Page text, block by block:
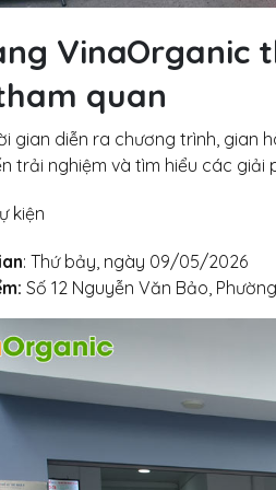
VinaOrganic
quan
gian diễn ra chương trình, gian
trải nghiệm và tìm hiểu các
kiện
: Thứ bảy, ngày 09/05/2026
Số 12 Nguyễn Văn Bảo,
vị VinaOrganic
hương vị cho
31 Tháng 7, 2026